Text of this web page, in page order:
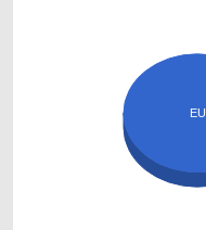
EU